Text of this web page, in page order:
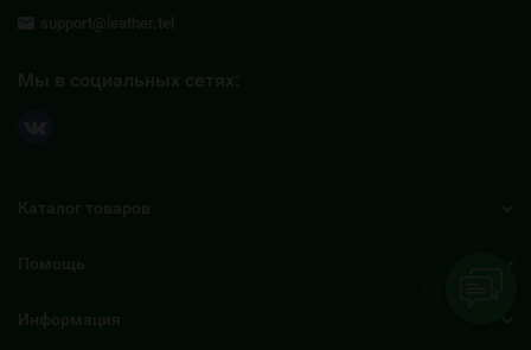
support@leather.tel
Мы в социальных сетях:
Каталог товаров
Помощь
Информация